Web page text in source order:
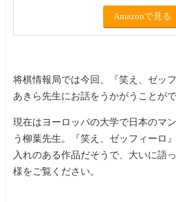
Amazonで見る
将棋情報局では今回、『笑え、ゼッ
あきら先生にお話をうかがうことがで
現在はヨーロッパの大学で日本のマ
う柳葉先生。『笑え、ゼッフィーロ
入れのある作品だそうで、大いに語
様をご覧ください。